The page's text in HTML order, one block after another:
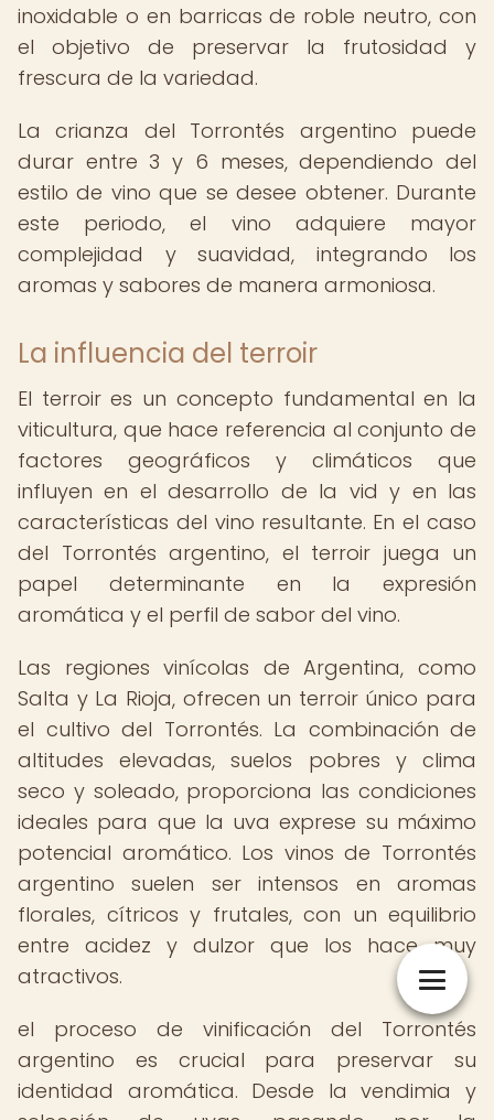
inoxidable o en barricas de roble neutro, con
el objetivo de preservar la frutosidad y
frescura de la variedad.
La crianza del Torrontés argentino puede
durar entre 3 y 6 meses, dependiendo del
estilo de vino que se desee obtener. Durante
este periodo, el vino adquiere mayor
complejidad y suavidad, integrando los
aromas y sabores de manera armoniosa.
La influencia del terroir
El terroir es un concepto fundamental en la
viticultura, que hace referencia al conjunto de
factores geográficos y climáticos que
influyen en el desarrollo de la vid y en las
características del vino resultante. En el caso
del Torrontés argentino, el terroir juega un
papel determinante en la expresión
aromática y el perfil de sabor del vino.
Las regiones vinícolas de Argentina, como
Salta y La Rioja, ofrecen un terroir único para
el cultivo del Torrontés. La combinación de
altitudes elevadas, suelos pobres y clima
seco y soleado, proporciona las condiciones
ideales para que la uva exprese su máximo
potencial aromático. Los vinos de Torrontés
argentino suelen ser intensos en aromas
florales, cítricos y frutales, con un equilibrio
entre acidez y dulzor que los hace muy
atractivos.
el proceso de vinificación del Torrontés
argentino es crucial para preservar su
identidad aromática. Desde la vendimia y